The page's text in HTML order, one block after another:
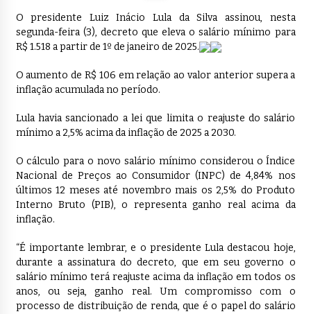
O presidente Luiz Inácio Lula da Silva assinou, nesta
segunda-feira (3), decreto que eleva o salário mínimo para
R$ 1.518 a partir de 1º de janeiro de 2025.
O aumento de R$ 106 em relação ao valor anterior supera a
inflação acumulada no período.
Lula havia sancionado a lei que limita o reajuste do salário
mínimo a 2,5% acima da inflação de 2025 a 2030.
O cálculo para o novo salário mínimo considerou o Índice
Nacional de Preços ao Consumidor (INPC) de 4,84% nos
últimos 12 meses até novembro mais os 2,5% do Produto
Interno Bruto (PIB), o representa ganho real acima da
inflação.
“É importante lembrar, e o presidente Lula destacou hoje,
durante a assinatura do decreto, que em seu governo o
salário mínimo terá reajuste acima da inflação em todos os
anos, ou seja, ganho real. Um compromisso com o
processo de distribuição de renda, que é o papel do salário